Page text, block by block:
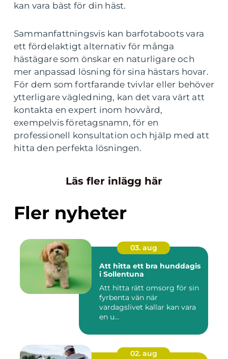
kan vara bäst för din häst.
Sammanfattningsvis kan barfotaboots vara
ett fördelaktigt alternativ för många
hästägare som önskar en naturligare och
mer anpassad lösning för sina hästars hovar.
För dem som fortfarande tvivlar eller behöver
ytterligare vägledning, kan det vara värt att
kontakta en expert inom hovvård,
exempelvis företagsnamn, för en
professionell konsultation och hjälp med att
hitta den perfekta lösningen.
Läs fler inlägg här
Fler nyheter
03. aug
Att hitta ett bra hunddagis
i Sollentuna
Att hitta rätt omsorg för sin
fyrbenta vän när
vardagslivet kallar kan vara
en u...
02. aug